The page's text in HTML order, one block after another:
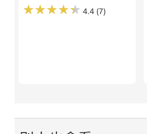
★★★★★
★★★★★ 4.4 (7)